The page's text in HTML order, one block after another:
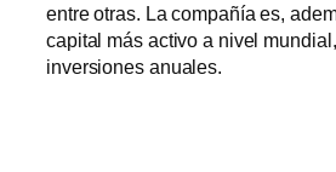
entre otras. La compañía es,
capital más activo a nivel
inversiones anuales.